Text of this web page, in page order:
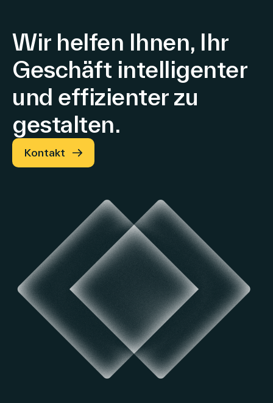
In-
Store
Retail
Media
und
Werbung
zu
Wir helfen Ihnen, Ihr
Geschäft intelligenter
und effizienter zu
gestalten.
Kontakt